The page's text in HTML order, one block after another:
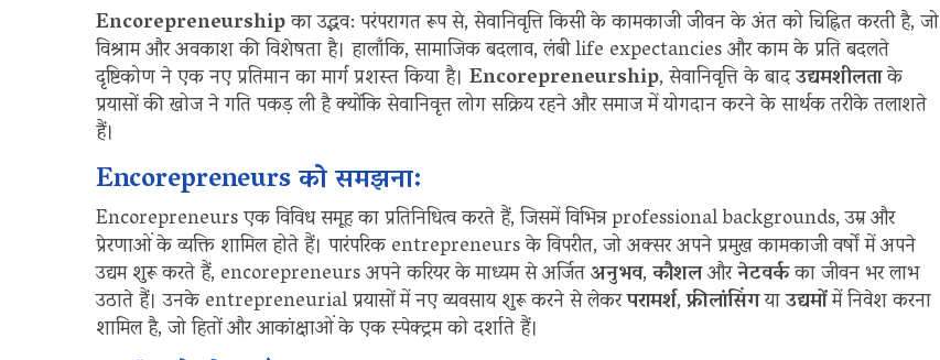
Encorepreneurshipका उद्भव: परंपरागत रूप से, सेवानिवृत्ति किसी के कामकाजी जीवन के अंत को चिह्नित करती है, जो
विश्राम और अवकाश की विशेषता है। हालाँकि, सामाजिक बदलाव, लंबी life expectancies और काम के प्रति बदलते
दृष्टिकोण ने एक नए प्रतिमान का मार्ग प्रशस्त किया है। Encorepreneurship, सेवानिवृत्ति के बादउद्यमशीलताके
प्रयासों की खोज ने गति पकड़ ली है क्योंकि सेवानिवृत्त लोग सक्रिय रहने और समाज में योगदान करने के सार्थक तरीके तलाशते
हैं।
Encorepreneurs को समझना:
Encorepreneurs एक विविध समूह का प्रतिनिधित्व करते हैं, जिसमें विभिन्न professional backgrounds, उम्र और
प्रेरणाओं के व्यक्ति शामिल होते हैं। पारंपरिक entrepreneurs के विपरीत, जो अक्सर अपने प्रमुख कामकाजी वर्षों में अपने
उद्यम शुरू करते हैं, encorepreneurs अपने करियर के माध्यम से अर्जितअनुभव,कौशलऔरनेटवर्कका जीवन भर लाभ
उठाते हैं। उनके entrepreneurial प्रयासों में नए व्यवसाय शुरू करने से लेकरपरामर्श,फ्रीलांसिंगयाउद्यमोंमें निवेश करना
शामिल है, जो हितों और आकांक्षाओं के एक स्पेक्ट्रम को दर्शाते हैं।